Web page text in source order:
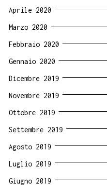
Aprile 2020
Marzo 2020
Febbraio 2020
Gennaio 2020
Dicembre 2019
Novembre 2019
Ottobre 2019
Settembre 2019
Agosto 2019
Luglio 2019
Giugno 2019